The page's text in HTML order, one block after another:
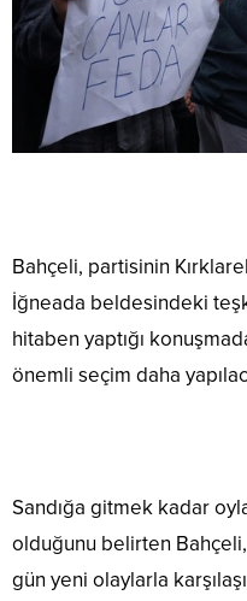
Bahçeli, partisinin
İğneada beldesindeki
hitaben yaptığı
önemli seçim daha
Sandığa gitmek kadar
olduğunu belirten
gün yeni olaylarla